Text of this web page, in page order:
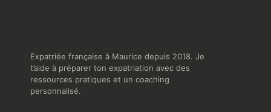
Expatriée française à Maurice depuis 2018. Je
t’aide à préparer ton expatriation avec des
ressources pratiques et un coaching
personnalisé.